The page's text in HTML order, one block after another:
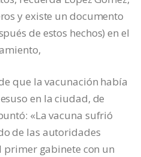
y existe un documento
de estos hechos) en el
que la vacunación había
en la ciudad, de
«La vacuna sufrió
de las autoridades
gabinete con un